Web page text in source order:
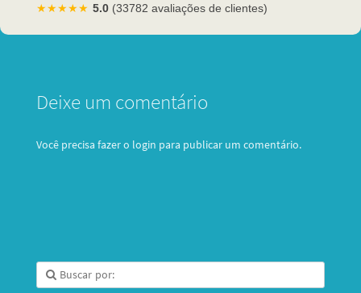
★★★★★ 5.0 (33782 avaliações de clientes)
Deixe um comentário
Você precisa fazer o login para publicar um comentário.